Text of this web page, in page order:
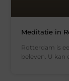
Meditatie in
Rotterdam is
beleven. U kan